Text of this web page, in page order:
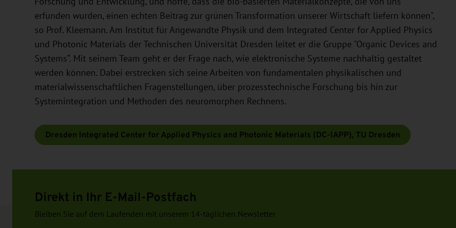
erfunden wurden, einen echten Beitrag zur grünen Transformation unserer Wirtschaft liefern können",
so Prof. Kleemann. Am Institut für Angewandte Physik und dem Integrated Center for Applied Physics
und Photonic Materials der Technischen Universität Dresden leitet er die Gruppe "Organic Devices and
Systems“. Mit seinem Team geht er der Frage nach, wie elektronische Systeme nachhaltig gestaltet
werden können. Dabei erstrecken sich seine Arbeiten von fundamentalen physikalischen und
materialwissenschaftlichen Fragenstellungen, über prozesstechnische Forschung bis hin zur
Systemintegration und Methoden des neuromorphen Rechnens.
Dresden Integrated Center for Applied Physics and Photonic Materials (DC-IAPP), TU Dresden
Direkt in Ihr E-Mail-Postfach
Bleiben Sie auf dem Laufenden mit unserem 14-täglichen Newsletter